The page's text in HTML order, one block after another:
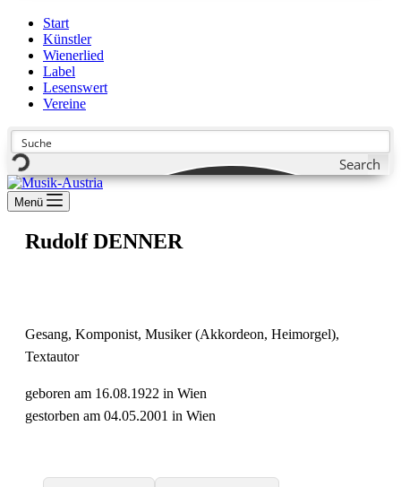
Start
Künstler
Wienerlied
Label
Lesenswert
Vereine
Search
Menü
Rudolf DENNER
Gesang, Komponist, Musiker (Akkordeon, Heimorgel),
Textautor
geboren am 16.08.1922 in Wien
gestorben am 04.05.2001 in Wien